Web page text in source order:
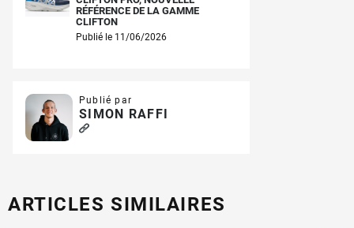
RÉFÉRENCE DE LA GAMME
CLIFTON
Publié le 11/06/2026
Publié par
SIMON RAFFI
ARTICLES SIMILAIRES